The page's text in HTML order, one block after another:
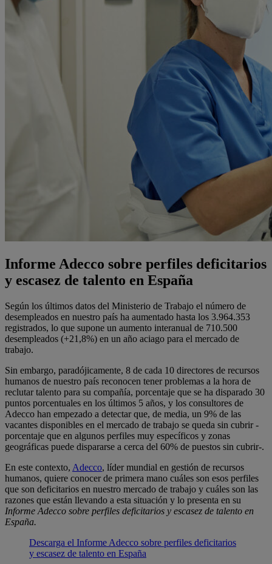
Informe Adecco sobre perfiles deficitarios
y escasez de talento en España
Según los últimos datos del Ministerio de Trabajo el número de
desempleados en nuestro país ha aumentado hasta los 3.964.353
registrados, lo que supone un aumento interanual de 710.500
desempleados (+21,8%) en un año aciago para el mercado de
trabajo.
Sin embargo, paradójicamente, 8 de cada 10 directores de recursos
humanos de nuestro país reconocen tener problemas a la hora de
reclutar talento para su compañía, porcentaje que se ha disparado 30
puntos porcentuales en los últimos 5 años, y los consultores de
Adecco han empezado a detectar que, de media, un 9% de las
vacantes disponibles en el mercado de trabajo se queda sin cubrir -
porcentaje que en algunos perfiles muy específicos y zonas
geográficas puede dispararse a cerca del 60% de puestos sin cubrir-.
En este contexto, Adecco, líder mundial en gestión de recursos
humanos, quiere conocer de primera mano cuáles son esos perfiles
que son deficitarios en nuestro mercado de trabajo y cuáles son las
razones que están llevando a esta situación y lo presenta en su
Informe Adecco sobre perfiles deficitarios y escasez de talento en
España.
Descarga el Informe Adecco sobre perfiles deficitarios
y escasez de talento en España